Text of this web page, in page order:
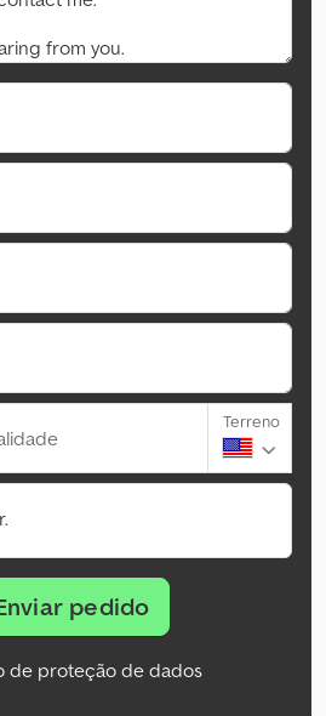
Terreno
pedido
de proteção de dados